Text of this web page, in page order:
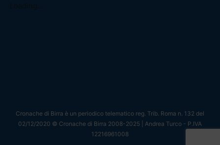
Cronache di Birra è un periodico telematico reg. Trib. Roma n. 132 del
02/12/2020 © Cronache di Birra 2008-2025 | Andrea Turco - P.IVA
12216961008